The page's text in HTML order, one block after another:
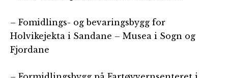
– Fomidlings- og bevaringsbygg for
Holvikejekta i Sandane – Musea i Sogn og
Fjordane